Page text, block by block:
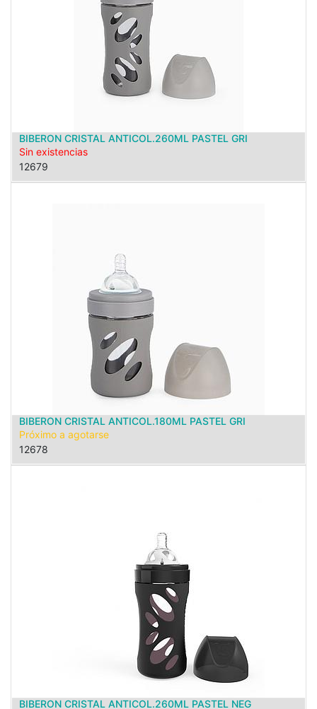
BIBERON CRISTAL ANTICOL.260ML PASTEL GRI
Sin existencias
12679
BIBERON CRISTAL ANTICOL.180ML PASTEL GRI
Próximo a agotarse
12678
BIBERON CRISTAL ANTICOL.260ML PASTEL NEG